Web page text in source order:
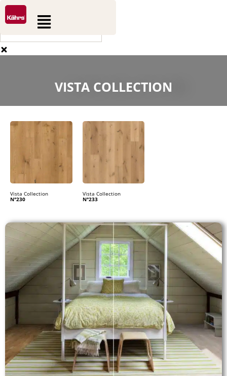
Aller
au
contenu
RechercherFlyout
Menu
VISTA COLLECTION
Vista Collection
N°230
Vista Collection
N°233